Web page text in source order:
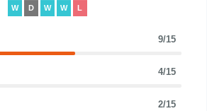
W D W W L
9/15
4/15
2/15